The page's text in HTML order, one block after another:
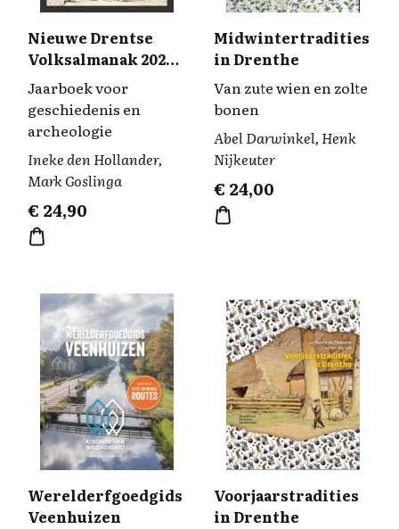
Nieuwe Drentse
Volksalmanak 2025 |
142ste jaar
Jaarboek voor
geschiedenis en
archeologie
Ineke den Hollander,
Mark Goslinga
€ 24,90
Midwintertradities
in Drenthe
Van zute wien en zolte
bonen
Abel Darwinkel, Henk
Nijkeuter
€ 24,00
Werelderfgoedgids
Veenhuizen
Voorjaarstradities
in Drenthe